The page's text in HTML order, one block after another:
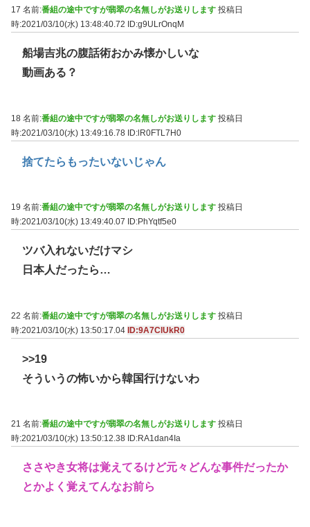
17 名前:番組の途中ですが翡翠の名無しがお送りします 投稿日
時:2021/03/10(水) 13:48:40.72
ID:g9ULrOnqM
船場吉兆の腹話術おかみ懐かしいな
動画ある？
18 名前:番組の途中ですが翡翠の名無しがお送りします 投稿日
時:2021/03/10(水) 13:49:16.78 ID:lR0FTL7H0
捨てたらもったいないじゃん
19 名前:番組の途中ですが翡翠の名無しがお送りします 投稿日
時:2021/03/10(水) 13:49:40.07
ID:PhYqtf5e0
ツバ入れないだけマシ
日本人だったら…
22 名前:番組の途中ですが翡翠の名無しがお送りします 投稿日
時:2021/03/10(水) 13:50:17.04 ID:9A7ClUkR0
>>19
そういうの怖いから韓国行けないわ
21 名前:番組の途中ですが翡翠の名無しがお送りします 投稿日
時:2021/03/10(水) 13:50:12.38 ID:RA1dan4Ia
ささやき女将は覚えてるけど元々どんな事件だったか
とかよく覚えてんなお前ら